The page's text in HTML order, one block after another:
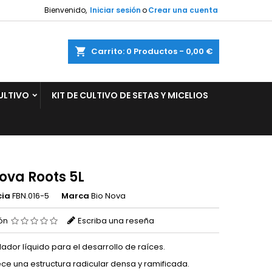
Bienvenido, Iniciar sesiónoCrear una cuenta
Carrito 0 Productos - 0,00 €
KIT DE CULTIVO DE SETAS Y MICELIOS
Roots 5L
FBN.016-5 Marca Bio Nova
Escriba una reseña
líquido para el desarrollo de raíces.
una estructura radicular densa y ramificada.